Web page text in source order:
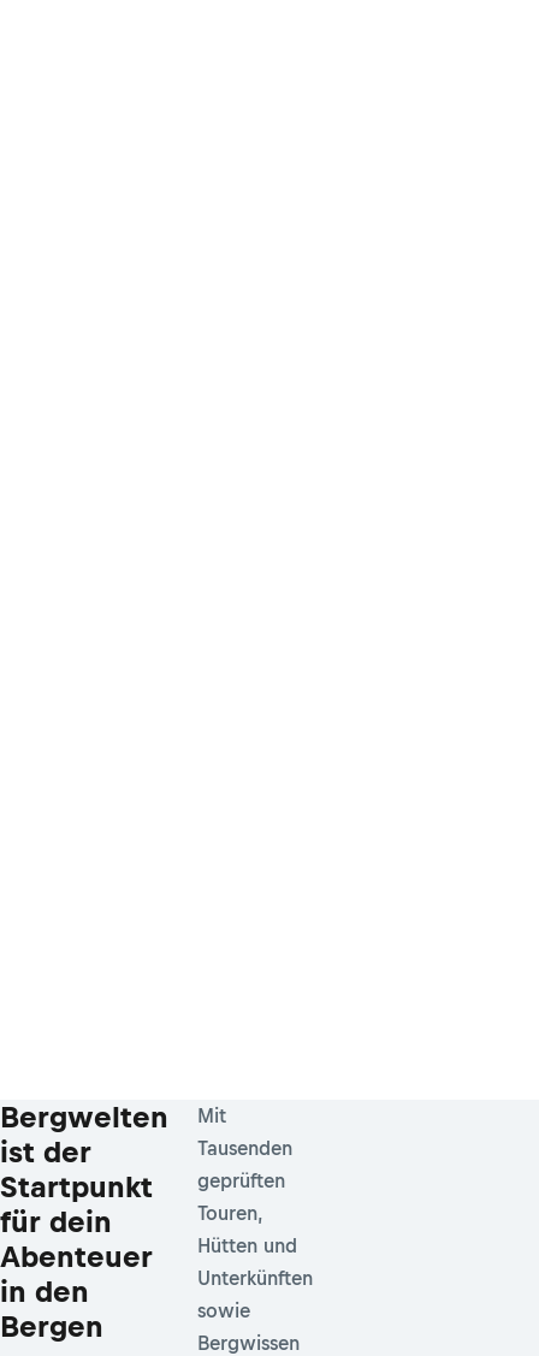
Bergwelten
ist der
Startpunkt
für dein
Abenteuer
in den
Bergen
Mit
Tausenden
geprüften
Touren,
Hütten und
Unterkünften
sowie
Bergwissen